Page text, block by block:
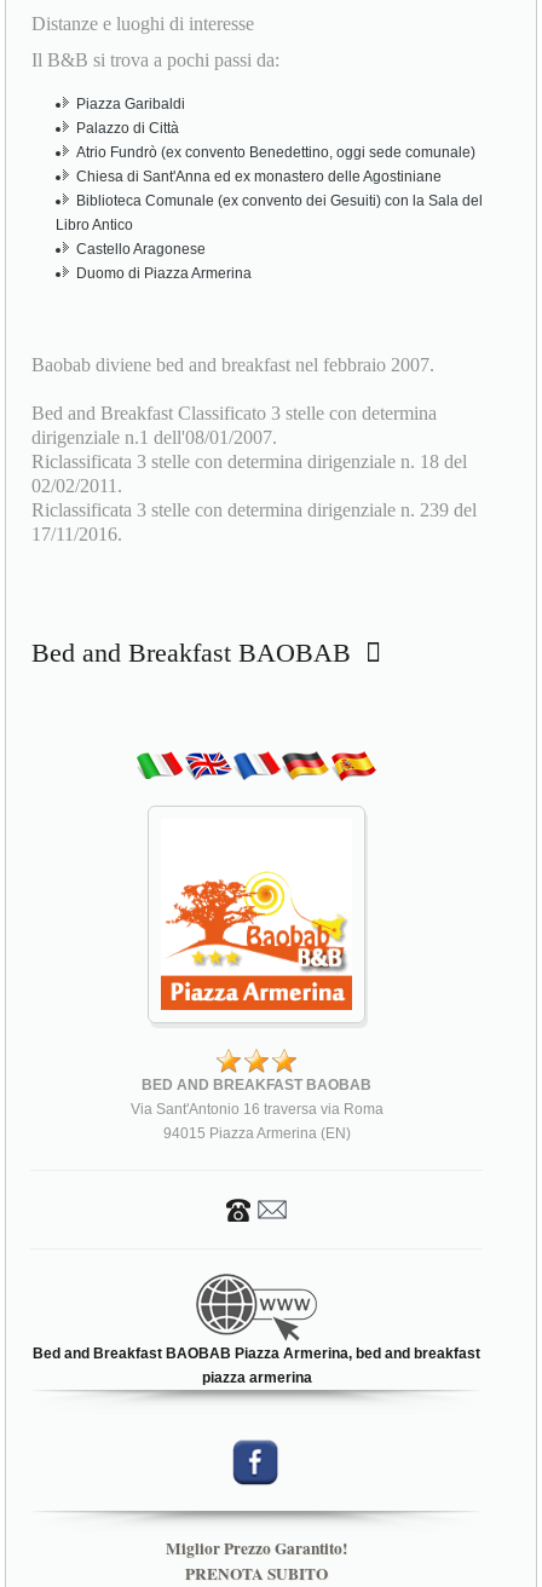
Distanze e luoghi di interesse
Il B&B si trova a pochi passi da:
Piazza Garibaldi
Palazzo di Città
Atrio Fundrò (ex convento Benedettino, oggi sede comunale)
Chiesa di Sant'Anna ed ex monastero delle Agostiniane
Biblioteca Comunale (ex convento dei Gesuiti) con la Sala del
Libro Antico
Castello Aragonese
Duomo di Piazza Armerina
Baobab diviene bed and breakfast nel febbraio 2007.
Bed and Breakfast Classificato 3 stelle con determina
dirigenziale n.1 dell'08/01/2007.
Riclassificata 3 stelle con determina dirigenziale n. 18 del
02/02/2011.
Riclassificata 3 stelle con determina dirigenziale n. 239 del
17/11/2016.
Bed and Breakfast BAOBAB
BED AND BREAKFAST BAOBAB
Via Sant'Antonio 16 traversa via Roma
94015 Piazza Armerina (EN)
Bed and Breakfast BAOBAB Piazza Armerina, bed and breakfast
piazza armerina
Miglior Prezzo Garantito!
PRENOTA SUBITO